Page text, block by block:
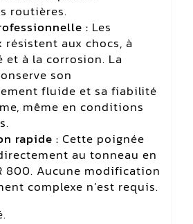
routières.
: Les
résistent aux chocs, à
et à la corrosion. La
son
fluide et sa fiabilité
même en conditions
rapide : Cette poignée
au tonneau en
800. Aucune modification
complexe n’est requis.